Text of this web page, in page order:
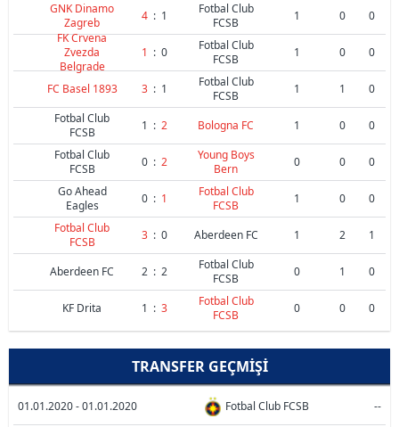
GNK Dinamo
Zagreb
4 : 1
Fotbal Club
FCSB
1 0
0
FK Crvena
Zvezda
Belgrade
1 : 0
Fotbal Club
FCSB
1 0 0
FC Basel 1893 3 : 1
Fotbal Club
FCSB
1 1
0
Fotbal Club
FCSB
1 : 2 Bologna FC 1 0
0
Fotbal Club
FCSB
0 : 2
Young Boys
Bern
0 0
0
Go Ahead
Eagles
0 : 1
Fotbal Club
FCSB
1 0
0
Fotbal Club
FCSB
3 : 0 Aberdeen FC 1 2 1
Aberdeen FC 2 : 2
Fotbal Club
FCSB
0 1 0
KF Drita 1 : 3
Fotbal Club
FCSB
0 0 0
TRANSFER GEÇMIŞI
01.01.2020 - 01.01.2020 Fotbal Club FCSB --